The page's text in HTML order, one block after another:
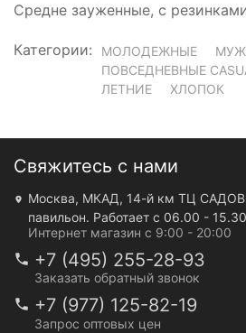
Средне зауженные, с
Категории: МОЛОДЕЖНЫЕ
ПОВСЕДНЕВНЫЕ
ЛЕТНИЕ
ХЛОПОК
Свяжитесь с нами
Москва, МКАД, 14-й км ТЦ
павильон. Работает с 06.00 - 15.30
Интернет магазин с 9:00 - 20:00
+7 (495) 255-28-93
Заказать обратный звонок
+7 (977) 125-82-19
Запрос оптовых цен